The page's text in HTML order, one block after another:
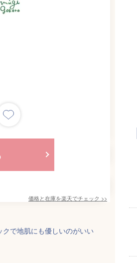
価格と在庫を楽天でチェック >>
で地肌にも優しいのがいい